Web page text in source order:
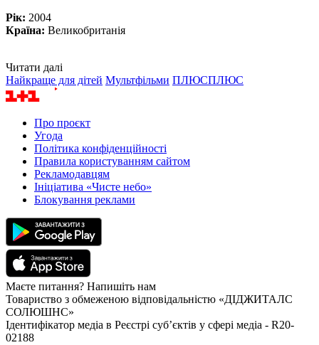
Рік: 2004
Країна: Великобританія
Читати далі
Найкраще для дітей Мультфільми ПЛЮСПЛЮС
Про проєкт
Угода
Політика конфіденційності
Правила користуванням сайтом
Рекламодавцям
Ініціатива «Чисте небо»
Блокування реклами
Маєте питання? Напишіть нам
Товариство з обмеженою відповідальністю «ДІДЖИТАЛС
СОЛЮШНС»
Ідентифікатор медіа в Реєстрі суб’єктів у сфері медіа - R20-
02188